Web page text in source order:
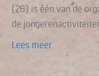
(26) is één van de
de
Lees meer